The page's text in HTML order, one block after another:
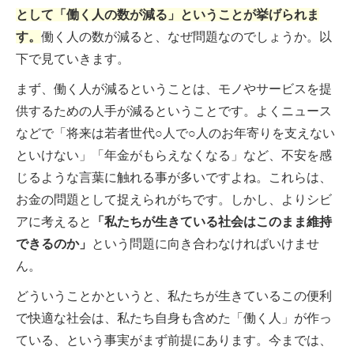
として「働く人の数が減る」ということが挙げられま
す。 働く人の数が減ると、なぜ問題なのでしょうか。以
下で見ていきます。
まず、働く人が減るということは、モノやサービスを提
供するための人手が減るということです。よくニュース
などで「将来は若者世代○人で○人のお年寄りを支えない
といけない」「年金がもらえなくなる」など、不安を感
じるような言葉に触れる事が多いですよね。これらは、
お金の問題として捉えられがちです。しかし、よりシビ
アに考えると
「私たちが生きている社会はこのまま維持
できるのか」
という問題に向き合わなければいけませ
ん。
どういうことかというと、私たちが生きているこの便利
で快適な社会は、私たち自身も含めた「働く人」が作っ
ている、という事実がまず前提にあります。今までは、